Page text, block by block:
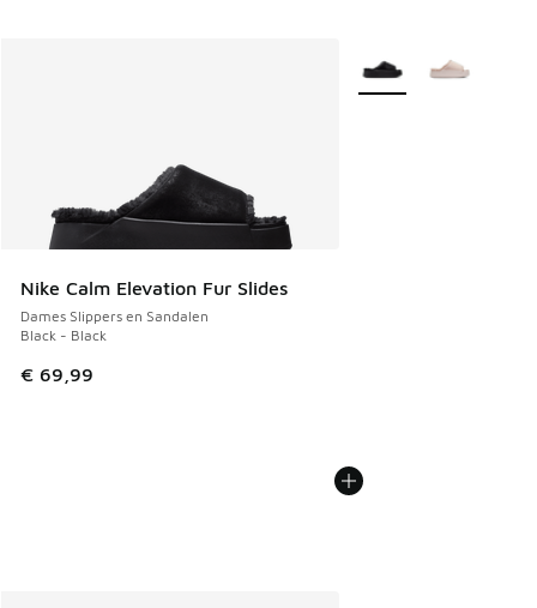
Nike Calm Elevation Fur Slides
Dames Slippers en Sandalen
Black - Black
€ 69,99